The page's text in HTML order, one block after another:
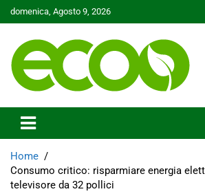
Skip
to
domenica, Agosto 9, 2026
Ecoo.it
Home
Consumo critico: risparmiare energia
televisore da 32 pollici